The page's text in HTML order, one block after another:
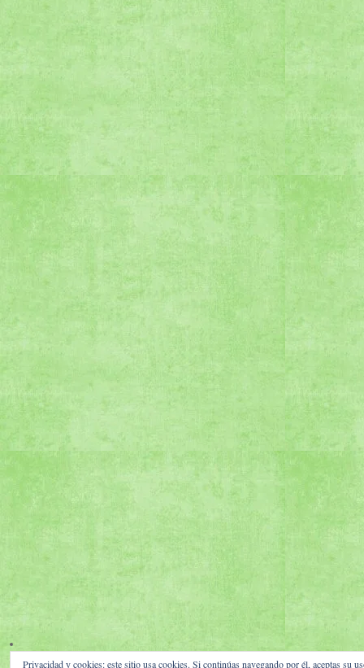
Privacidad y cookies: este sitio usa cookies. Si continúas navegando por él, aceptas su